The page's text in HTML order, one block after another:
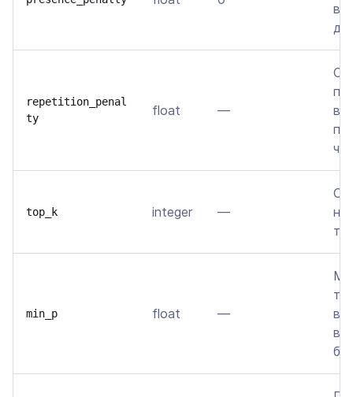
repetition_penal
ty
float —
top_k integer —
min_p float —